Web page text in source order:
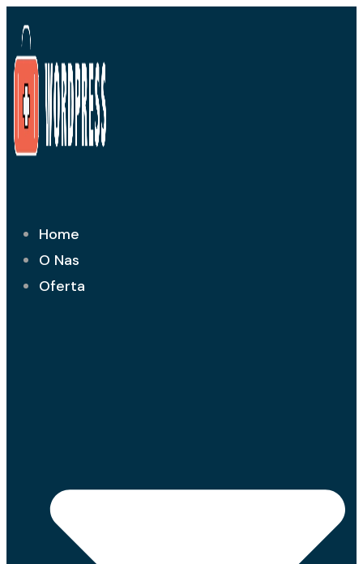
do
treści
Home
O Nas
Oferta